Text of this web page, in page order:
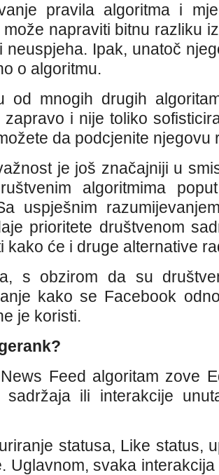
pravila algoritma i
napraviti bitnu razliku
neuspjeha. Ipak, unatoč
o algoritmu.
od mnogih drugih
zapravo i nije toliko
da podcjenite njegovu
je još značajniji u
algoritmima
uspješnim
prioritete društvenom
kako će i druge alternative
s obzirom da su
kako se Facebook
je koristi.
Feed algoritam zove
ili interakcije
statusa, Like status,
Uglavnom, svaka